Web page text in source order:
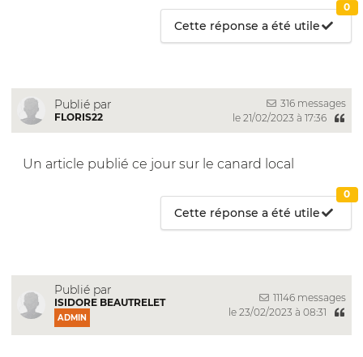
Cette réponse a été utile
0
Publié par
FLORIS22
316 messages
le 21/02/2023 à 17:36
Un article publié ce jour sur le canard local
Cette réponse a été utile
0
Publié par
ISIDORE BEAUTRELET
ADMIN
11146 messages
le 23/02/2023 à 08:31